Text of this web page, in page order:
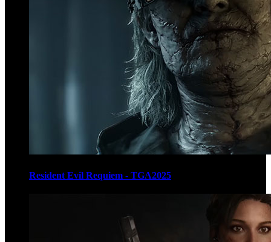
Resident Evil Requiem - TGA2025